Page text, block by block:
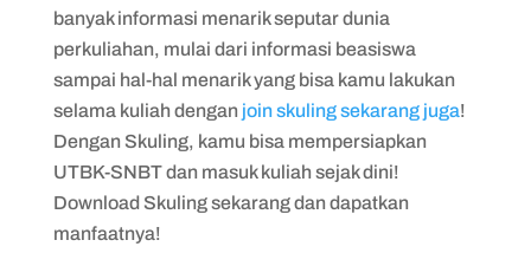
banyak informasi menarik seputar dunia
perkuliahan, mulai dari informasi beasiswa
sampai hal-hal menarik yang bisa kamu lakukan
selama kuliah dengan join skuling sekarang juga!
Dengan Skuling, kamu bisa mempersiapkan
UTBK-SNBT dan masuk kuliah sejak dini!
Download Skuling sekarang dan dapatkan
manfaatnya!